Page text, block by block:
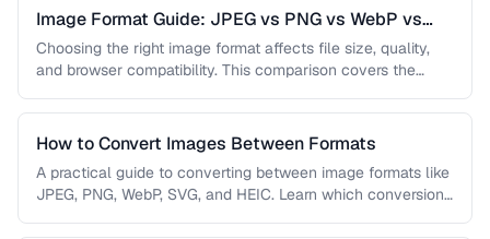
Image Format Guide: JPEG vs PNG vs WebP vs
AVIF
Choosing the right image format affects file size, quality,
and browser compatibility. This comparison covers the
How to Convert Images Between Formats
A practical guide to converting between image formats like
JPEG, PNG, WebP, SVG, and HEIC. Learn which conversions